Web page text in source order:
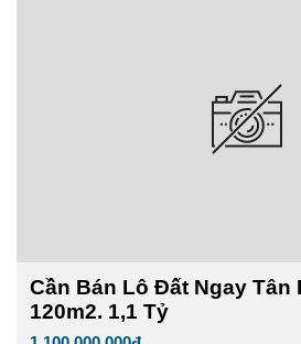
Cần Bán Lô Đất Ngay Tân
120m2. 1,1 Tỷ